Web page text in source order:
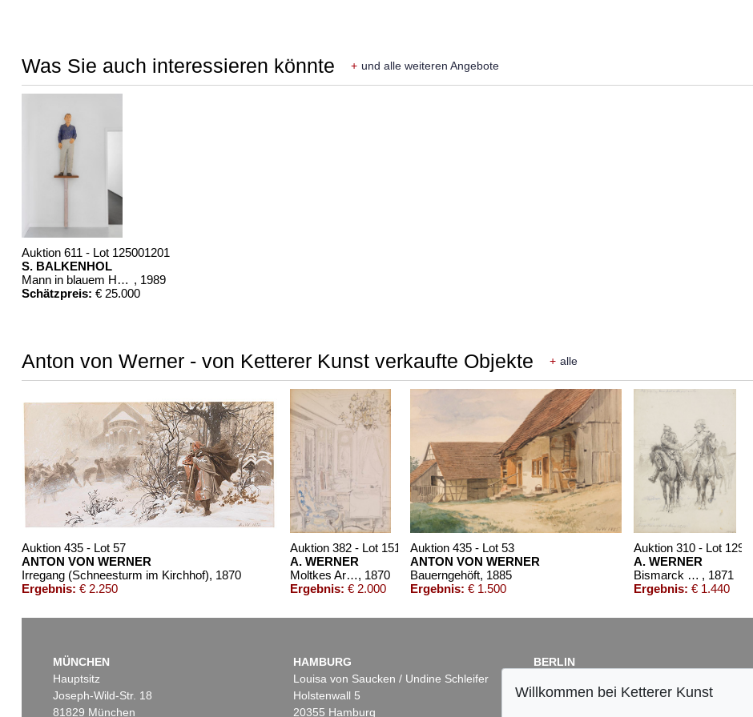
Was Sie auch interessieren könnte + und alle weiteren Angebote
Auktion 611 - Lot 125001201
S. BALKENHOL
Mann in blauem Hemd , 1989
Schätzpreis: € 25.000
Anton von Werner - von Ketterer Kunst verkaufte Objekte + alle
Auktion 435 - Lot 57
ANTON VON WERNER
Irregang (Schneesturm im Kirchhof), 1870
Ergebnis: € 2.250
Auktion 382 - Lot 151
A. WERNER
Moltkes Arbeitszimmer in Versailles, 1870
Ergebnis: € 2.000
Auktion 435 - Lot 53
ANTON VON WERNER
Bauerngehöft, 1885
Ergebnis: € 1.500
Auktion 310 - Lot 1290
A. WERNER
Bismarck und General von Hartmann vor Longchamps 1. März 1871 , 1871
Ergebnis: € 1.440
MÜNCHEN
Hauptsitz
Joseph-Wild-Str. 18
81829 München
HAMBURG
Louisa von Saucken / Undine Schleifer
Holstenwall 5
20355 Hamburg
BERLIN
Fasanenstr. 70
Willkommen bei Ketterer Kunst